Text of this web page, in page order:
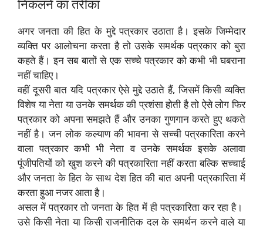
निकलने का तरीका
अगर जनता की हित के मुद्दे पत्रकार उठाता है। इसके जिम्मेदार
व्यक्ति पर आलोचना करता है तो उसके समर्थक पत्रकार को बुरा
कहते हैं। ‌इन सब बातों से एक सच्चे पत्रकार को कभी भी घबराना
नहीं चाहिए। ‌
वहीं दूसरी बात यदि पत्रकार ऐसे मुद्दे उठाते हैं, जिसमें किसी व्यक्ति
विशेष या नेता या उनके समर्थक की प्रशंसा होती है तो ऐसे लोग फिर
पत्रकार को अपना समझते हैं और उनका गुणगान करते हुए थकते
नहीं है। जन लोक कल्याण की भावना से सच्ची पत्रकारिता करने
वाला पत्रकार कभी भी नेता व उनके समर्थक इसके अलावा
पूंजीपतियों को खुश करने की पत्रकारिता नहीं करता बल्कि सच्चाई
और जनता के हित के साथ देश हित की बात अपनी पत्रकारिता में
करता हुआ नजर आता है। ‌
‌असल में पत्रकार तो जनता के हित में ही पत्रकारिता कर रहा है। ‌
उसे किसी नेता या किसी राजनीतिक दल के समर्थन करने वाले या